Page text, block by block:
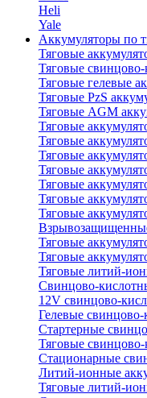
Heli
Yale
Аккумуляторы по
Тяговые
Тяговые
Тяговые гелевые
Тяговые PzS
Тяговые AGM
Тяговые
Тяговые
Тяговые
Тяговые
Тяговые
Тяговые
Тяговые
Тяговые
Тяговые
Тяговые литий-
Свинцово-
12V свинцово-
Гелевые
Стартерные
Тяговые
Стационарные
Литий-ионные
Тяговые литий-